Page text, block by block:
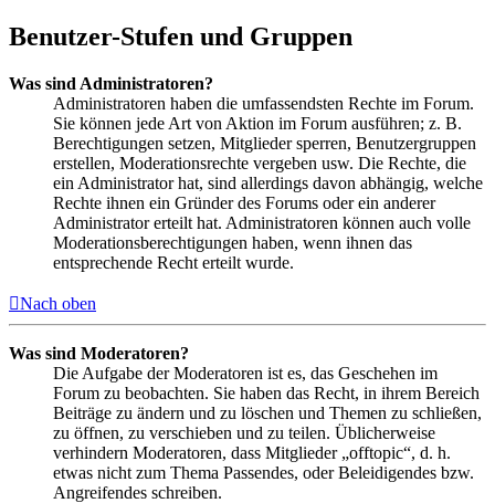
Benutzer-Stufen und Gruppen
Was sind Administratoren?
Administratoren haben die umfassendsten Rechte im Forum.
Sie können jede Art von Aktion im Forum ausführen; z. B.
Berechtigungen setzen, Mitglieder sperren, Benutzergruppen
erstellen, Moderationsrechte vergeben usw. Die Rechte, die
ein Administrator hat, sind allerdings davon abhängig, welche
Rechte ihnen ein Gründer des Forums oder ein anderer
Administrator erteilt hat. Administratoren können auch volle
Moderationsberechtigungen haben, wenn ihnen das
entsprechende Recht erteilt wurde.
Nach oben
Was sind Moderatoren?
Die Aufgabe der Moderatoren ist es, das Geschehen im
Forum zu beobachten. Sie haben das Recht, in ihrem Bereich
Beiträge zu ändern und zu löschen und Themen zu schließen,
zu öffnen, zu verschieben und zu teilen. Üblicherweise
verhindern Moderatoren, dass Mitglieder „offtopic“, d. h.
etwas nicht zum Thema Passendes, oder Beleidigendes bzw.
Angreifendes schreiben.